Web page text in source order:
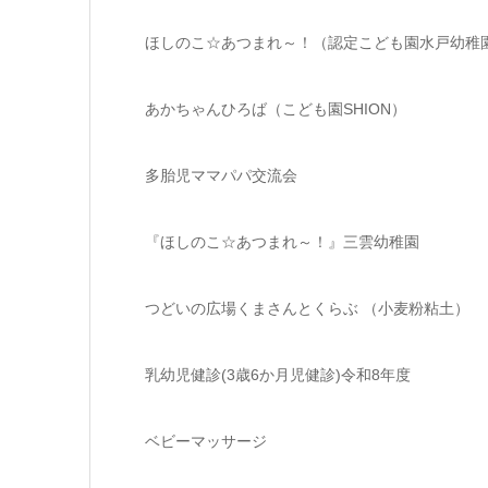
ほしのこ☆あつまれ～！（認定こども園水戸幼稚
あかちゃんひろば（こども園SHION）
多胎児ママパパ交流会
『ほしのこ☆あつまれ～！』三雲幼稚園
つどいの広場くまさんとくらぶ （小麦粉粘土）
乳幼児健診(3歳6か月児健診)令和8年度
ベビーマッサージ